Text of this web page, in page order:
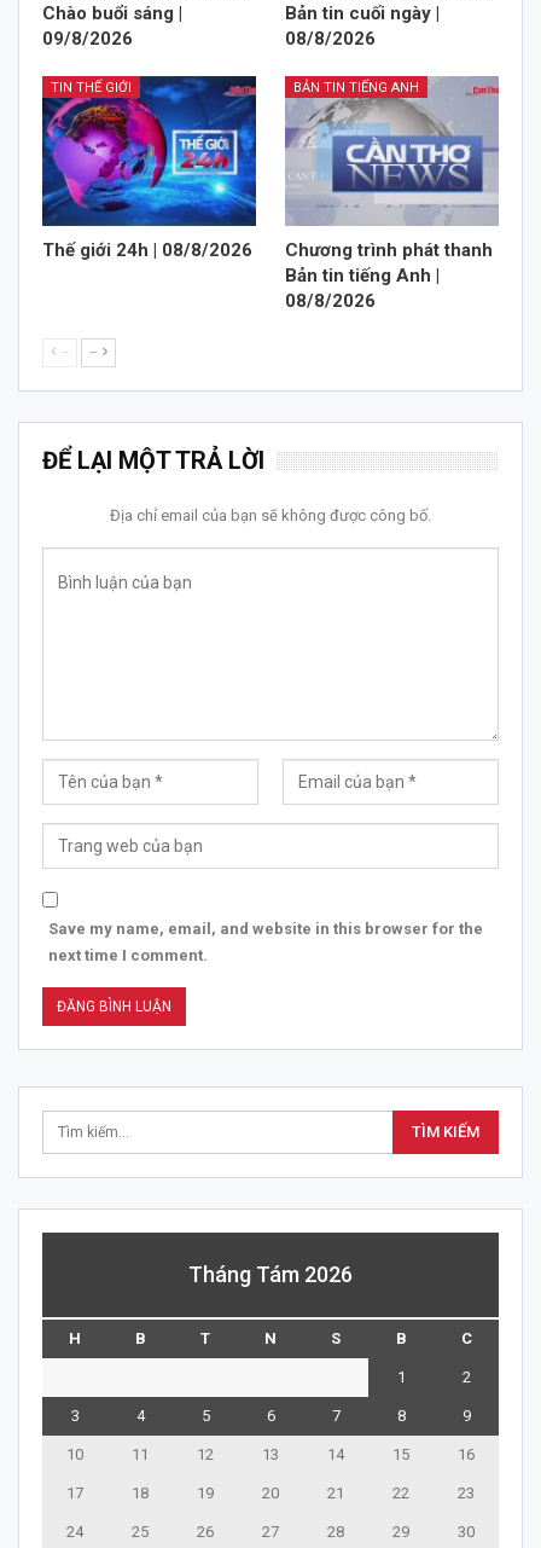
Chào buổi sáng |
09/8/2026
Bản tin cuối ngày |
08/8/2026
TIN THẾ GIỚI
Thế giới 24h | 08/8/2026
BẢN TIN TIẾNG ANH
Chương trình phát thanh
Bản tin tiếng Anh |
08/8/2026
-- --
ĐỂ LẠI MỘT TRẢ LỜI
Địa chỉ email của bạn sẽ không được công bố.
Save my name, email, and website in this browser for the
next time I comment.
Tháng Tám 2026
H B T N S B C
1 2
3 4 5 6 7 8 9
10 11 12 13 14 15 16
17 18 19 20 21 22 23
24 25 26 27 28 29 30